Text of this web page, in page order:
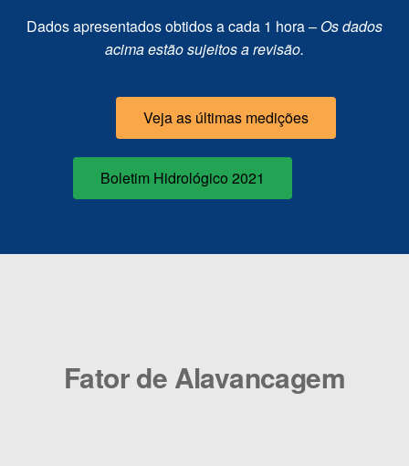
Dados apresentados obtidos a cada 1 hora – Os dados
acima estão sujeitos a revisão.
Veja as últimas medições
Boletim Hidrológico 2021
Fator de Alavancagem